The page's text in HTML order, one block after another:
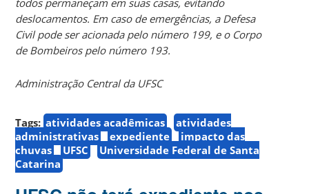
deslocamentos. Em caso de emergências, a Defesa
Civil pode ser acionada pelo número 199, e o Corpo
de Bombeiros pelo número 193.
Administração Central da UFSC
Tags: atividades acadêmicas
atividades
administrativas
expediente
impacto das
chuvas
UFSC
Universidade Federal de Santa
Catarina